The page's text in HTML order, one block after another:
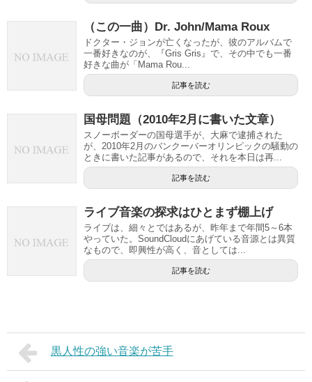
（この一曲）Dr. John/Mama Roux
ドクター・ジョンが亡くなったが、彼のアルバムで
一番好きなのが、『Gris Gris』で、その中でも一番
好きな曲が「Mama Rou...
記事を読む
国母問題（2010年2月に書いた文章）
スノーボーダーの国母選手が、大麻で逮捕された
が、2010年2月のバンクーバーオリンピックの騒動の
ときに書いた記事があるので、それを本日は再...
記事を読む
ライブ音楽の探求はひとまず棚上げ
ライブは、細々とではあるが、昨年まで年間5～6本
やっていた。SoundCloudにあげている音源とは異質
なもので、即興性が高く、音としては...
記事を読む
黒人性の強い音楽が苦手